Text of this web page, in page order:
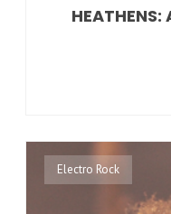
HEATHENS:
Electro Rock